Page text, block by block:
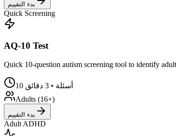
بدء التقييم
Quick Screening
AQ-10 Test
Quick 10-question autism screening tool to identify
10 أسئلة • 3 دقائق
Adults (16+)
بدء التقييم
Adult ADHD